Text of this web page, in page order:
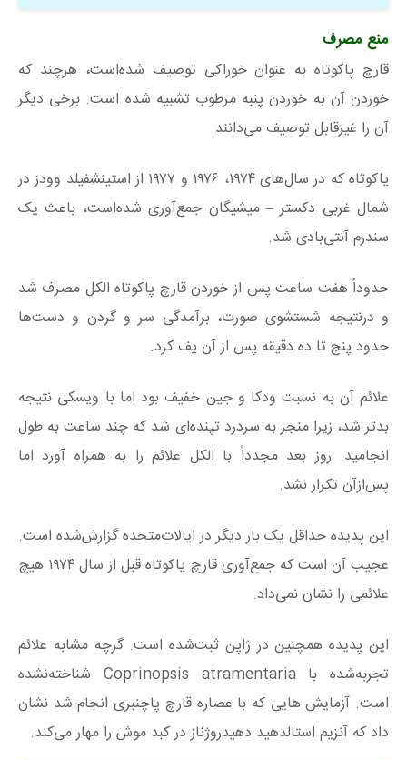
منع مصرف
قارچ پاکوتاه به‌ عنوان خوراکی توصیف‌ شده‌است، هرچند که
خوردن آن به خوردن پنبه مرطوب تشبیه شده است. برخی دیگر
آن را غیرقابل‌ توصیف می‌دانند.
پاکوتاه که در سال‌های ۱۹۷۴، ۱۹۷۶ و ۱۹۷۷ از استینشفیلد وودز در
شمال غربی دکستر – میشیگان جمع‌آوری‌ شده‌است، باعث یک
سندرم آنتی‌بادی شد.
حدوداً هفت ساعت پس از خوردن قارچ پاکوتاه الکل مصرف شد
و درنتیجه شستشوی صورت، برآمدگی سر و گردن و دست‌ها
حدود پنج تا ده دقیقه پس‌ از آن پف کرد.
علائم آن به نسبت ودکا و جین خفیف بود اما با ویسکی نتیجه
بدتر شد، زیرا منجر به سردرد تپنده‌ای شد که چند ساعت به طول
انجامید. روز بعد مجدداً با الکل علائم را به همراه آورد اما
پس‌ازآن تکرار نشد.
این پدیده حداقل یک بار دیگر در ایالات‌متحده گزارش‌شده است.
عجیب آن است که جمع‌آوری قارچ پاکوتاه قبل از سال ۱۹۷۴ هیچ
علائمی را نشان نمی‌داد.
این پدیده همچنین در ژاپن ثبت‌شده است. گرچه مشابه علائم
تجربه‌شده با Coprinopsis atramentaria شناخته‌نشده
است. آزمایش هایی که با عصاره قارچ پاچنبری انجام شد نشان
داد که آنزیم استالدهید دهیدروژناز در کبد موش را مهار می‌کند.